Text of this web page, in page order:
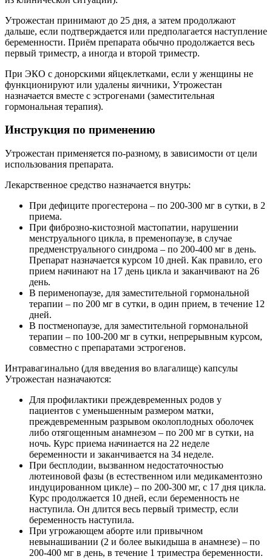
Утрожестан принимают до 25 дня, а затем продолжают
дальше, если подтверждается или предполагается наступление
беременности. Приём препарата обычно продолжается весь
первый триместр, а иногда и второй триместр.
При ЭКО с донорскими яйцеклетками, если у женщины не
функционируют или удалены яичники, Утрожестан
назначается вместе с эстрогенами (заместительная
гормональная терапия).
Инструкция по применению
Утрожестан применяется по-разному, в зависимости от цели
использования препарата.
Лекарственное средство назначается внутрь:
При дефиците прогестерона – по 200-300 мг в сутки, в 2
приема.
При фиброзно-кистозной мастопатии, нарушении
менструального цикла, в пременопаузе, в случае
предменструального синдрома – по 200-400 мг в день.
Препарат назначается курсом 10 дней. Как правило, его
прием начинают на 17 день цикла и заканчивают на 26
день.
В перименопаузе, для заместительной гормональной
терапии – по 200 мг в сутки, в один прием, в течение 12
дней.
В постменопаузе, для заместительной гормональной
терапии – по 100-200 мг в сутки, непрерывным курсом,
совместно с препаратами эстрогенов.
Интравагинально (для введения во влагалище) капсулы
Утрожестан назначаются:
Для профилактики преждевременных родов у
пациентов с уменьшенным размером матки,
преждевременным разрывом околоплодных оболочек
либо отягощенным анамнезом – по 200 мг в сутки, на
ночь. Курс приема начинается на 22 неделе
беременности и заканчивается на 34 неделе.
При бесплодии, вызванном недостаточностью
лютеиновой фазы (в естественном или медикаментозно
индуцированном цикле) – по 200-300 мг, с 17 дня цикла.
Курс продолжается 10 дней, если беременность не
наступила. Он длится весь первый триместр, если
беременность наступила.
При угрожающем аборте или привычном
невынашивании (2 и более выкидыша в анамнезе) – по
200-400 мг в день, в течение 1 триместра беременности.